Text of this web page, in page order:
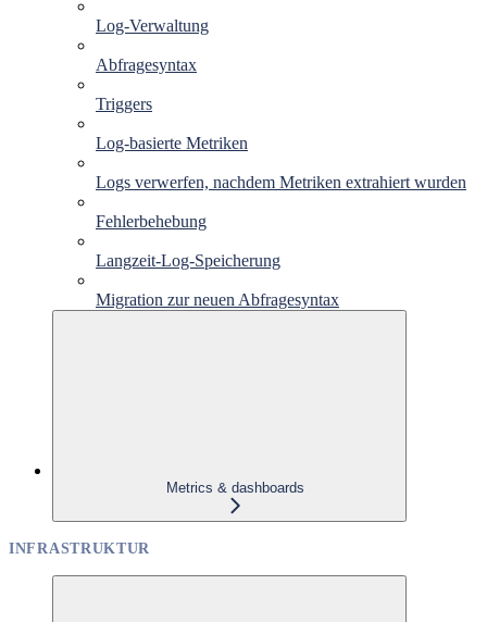
Log-Verwaltung
Abfragesyntax
Triggers
Log-basierte Metriken
Logs verwerfen, nachdem Metriken extrahiert wurden
Fehlerbehebung
Langzeit-Log-Speicherung
Migration zur neuen Abfragesyntax
Metrics & dashboards
INFRASTRUKTUR